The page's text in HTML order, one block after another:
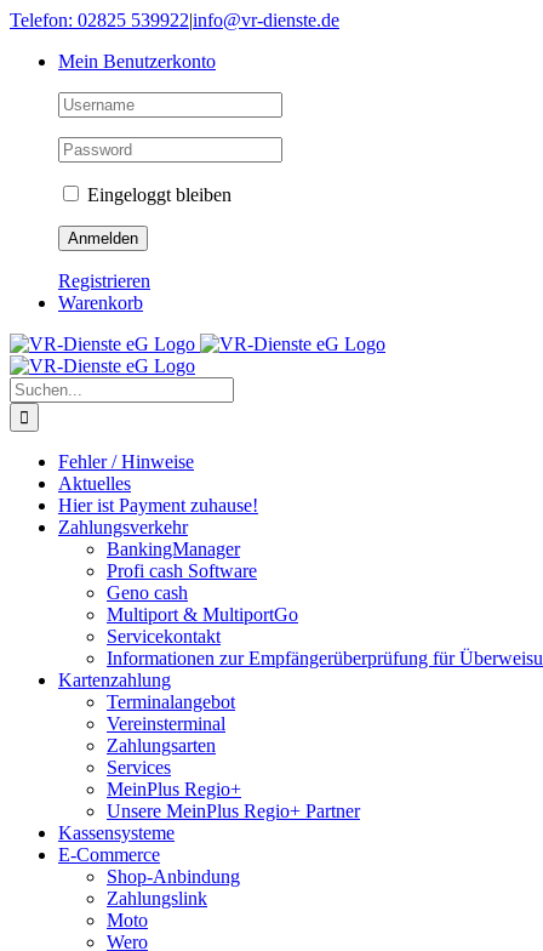
Skip
content
Telefon: 02825 539922|info@vr-dienste.de
Mein Benutzerkonto
Eingeloggt bleiben
Registrieren
Warenkorb
Suche
nach:
Fehler / Hinweise
Aktuelles
Hier ist Payment zuhause!
Zahlungsverkehr
BankingManager
Profi cash Software
Geno cash
Multiport & MultiportGo
Servicekontakt
Informationen zur Empfängerüberprüfung für
Kartenzahlung
Terminalangebot
Vereinsterminal
Zahlungsarten
Services
MeinPlus Regio+
Unsere MeinPlus Regio+ Partner
Kassensysteme
E-Commerce
Shop-Anbindung
Zahlungslink
Moto
Wero